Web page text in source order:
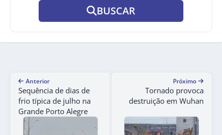
BUSCAR
Anterior
Sequência de dias de
frio típica de julho na
Grande Porto Alegre
Próximo
Tornado provoca
destruição em Wuhan